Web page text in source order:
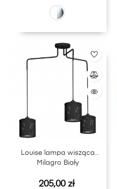
Louise lampa wisząca
Milagro Biały
Cena
205,00 zł